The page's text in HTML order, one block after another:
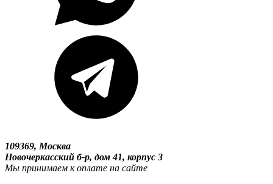
109369, Москва
Новочеркасский б-р, дом 41, корпус 3
Мы принимаем к оплате на сайте